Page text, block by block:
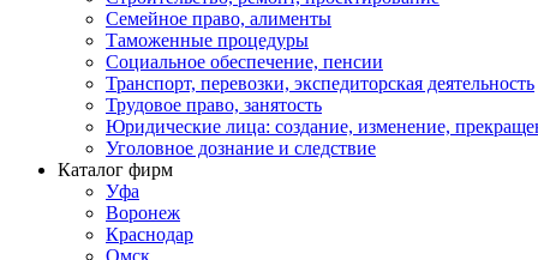
Семейное право, алименты
Таможенные процедуры
Социальное обеспечение, пенсии
Транспорт, перевозки, экспедиторская деятельность
Трудовое право, занятость
Юридические лица: создание, изменение,
Уголовное дознание и следствие
Каталог фирм
Уфа
Воронеж
Краснодар
Омск